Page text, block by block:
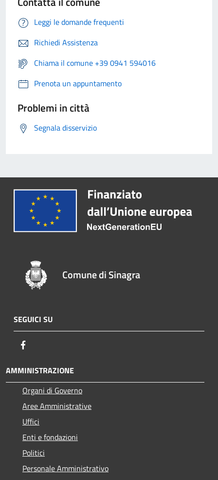
Leggi le domande frequenti
Richiedi Assistenza
Chiama il comune +39 0941 594016
Prenota un appuntamento
Problemi in città
Segnala disservizio
Comune di Sinagra
SEGUICI SU
AMMINISTRAZIONE
Organi di Governo
Aree Amministrative
Uffici
Enti e fondazioni
Politici
Personale Amministrativo